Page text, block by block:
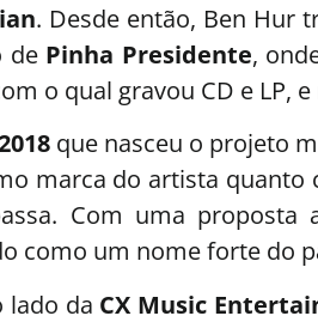
. Desde então, Ben Hur
de Pinha Presidente,
o qual gravou CD e LP,
que nasceu o projeto
marca do artista quanto
Com uma proposta
como um nome forte do
lado da CX Music